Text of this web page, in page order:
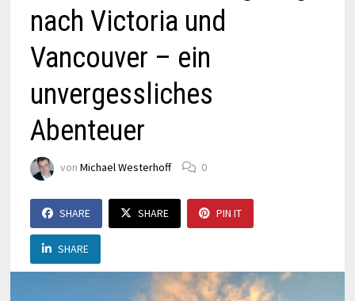
nach Victoria und
Vancouver – ein
unvergessliches
Abenteuer
von Michael Westerhoff 0
SHARE SHARE PIN IT
SHARE